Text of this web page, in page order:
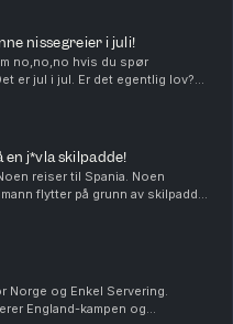
nissegreier i juli!
no,no,no hvis du spør
er jul i jul. Er det egentlig lov?
vil du egentlig at skal smake
en j*vla skilpadde!
reiser til Spania. Noen
flytter på grunn av skilpadder.
retninger.Middagstips:
Norge og Enkel Servering.
England-kampen og